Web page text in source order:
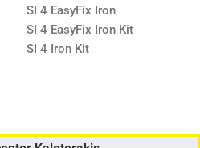
SI 4 EasyFix Iron
SI 4 EasyFix Iron Kit
SI 4 Iron Kit